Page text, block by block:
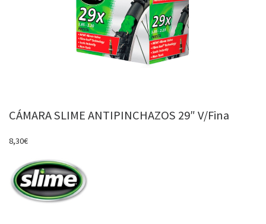
CÁMARA SLIME ANTIPINCHAZOS 29″ V/Fina
8,30€